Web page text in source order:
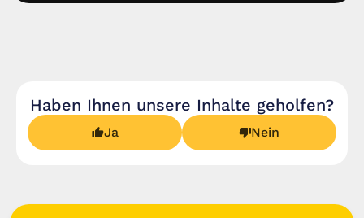
Haben Ihnen unsere Inhalte geholfen?
Ja Nein